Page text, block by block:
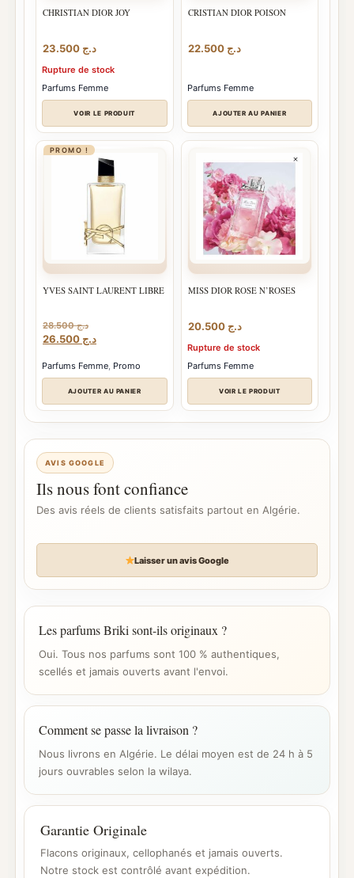
CHRISTIAN DIOR JOY
د.ج
Rupture de stock
Parfums Femme
VOIR LE PRODUIT
CRISTIAN DIOR POISON
د.ج 22.500
Parfums Femme
AJOUTER AU PANIER
PROMO !
YVES SAINT LAURENT LIBRE
د.ج28.500
Le
initial
était :
د.ج 28.500.
د.جLe
actuel
est :
Parfums Femme, Promo
AJOUTER AU PANIER
MISS DIOR ROSE N’ROSES
د.ج 20.500
Rupture de stock
Parfums Femme
VOIR LE PRODUIT
AVIS GOOGLE
Ils nous font confiance
Des avis réels de clients satisfaits partout en Algérie.
Laisser un avis Google
Les parfums Briki sont-ils originaux ?
Oui. Tous nos parfums sont 100 % authentiques,
scellés et jamais ouverts avant l'envoi.
Comment se passe la livraison ?
Nous livrons en Algérie. Le délai moyen est de 24 h à 5
jours ouvrables selon la wilaya.
Garantie Originale
Flacons originaux, cellophanés et jamais ouverts.
Notre stock est contrôlé avant expédition.